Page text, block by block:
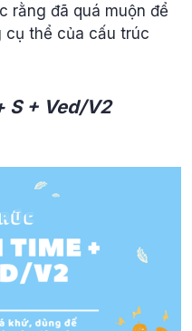
rằng đã quá muộn để
cụ thể của cấu trúc
S + Ved/V2